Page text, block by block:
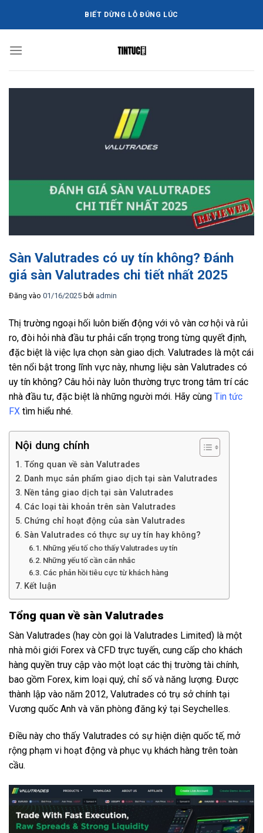
dung
BIẾT DỪNG LỖ ĐÚNG LÚC
Sàn Valutrades có uy tín không? Đánh
giá sàn Valutrades chi tiết nhất 2025
Đăng vào 01/16/2025 bởi admin
Thị trường ngoại hối luôn biến động với vô vàn cơ hội và rủi
ro, đòi hỏi nhà đầu tư phải cẩn trọng trong từng quyết định,
đặc biệt là việc lựa chọn sàn giao dịch. Valutrades là một cái
tên nổi bật trong lĩnh vực này, nhưng liệu sàn Valutrades có
uy tín không? Câu hỏi này luôn thường trực trong tâm trí các
nhà đầu tư, đặc biệt là những người mới. Hãy cùng Tin tức
FX tìm hiểu nhé.
Nội dung chính
Tổng quan về sàn Valutrades
Danh mục sản phẩm giao dịch tại sàn Valutrades
Nền tảng giao dịch tại sàn Valutrades
Các loại tài khoản trên sàn Valutrades
Chứng chỉ hoạt động của sàn Valutrades
Sàn Valutrades có thực sự uy tín hay không?
Những yếu tố cho thấy Valutrades uy tín
Những yếu tố cần cân nhắc
Các phản hồi tiêu cực từ khách hàng
Kết luận
Tổng quan về sàn Valutrades
Sàn Valutrades (hay còn gọi là Valutrades Limited) là một
nhà môi giới Forex và CFD trực tuyến, cung cấp cho khách
hàng quyền truy cập vào một loạt các thị trường tài chính,
bao gồm Forex, kim loại quý, chỉ số và năng lượng. Được
thành lập vào năm 2012, Valutrades có trụ sở chính tại
Vương quốc Anh và văn phòng đăng ký tại Seychelles.
Điều này cho thấy Valutrades có sự hiện diện quốc tế, mở
rộng phạm vi hoạt động và phục vụ khách hàng trên toàn
cầu.